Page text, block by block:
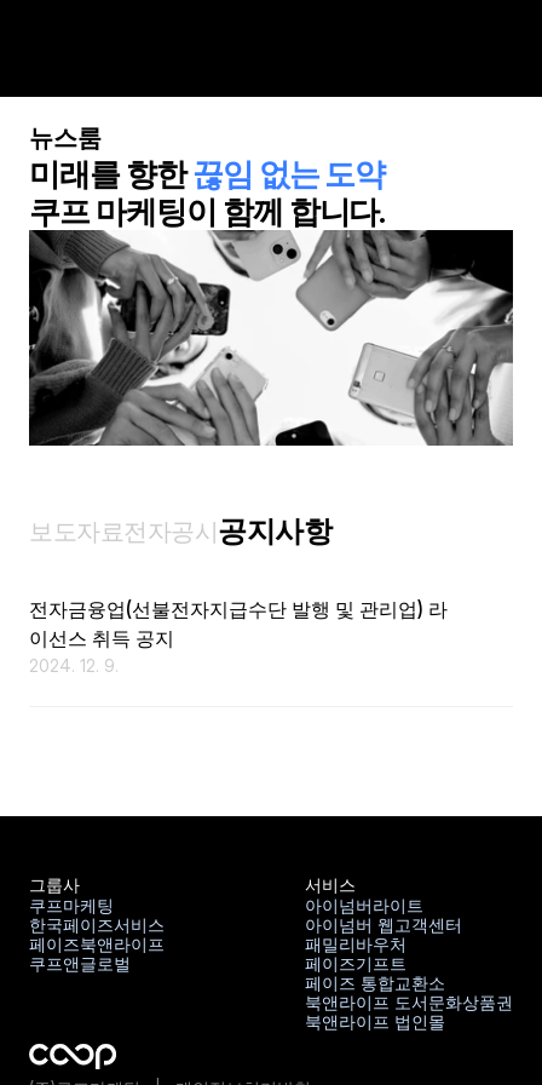
회사소개
경쟁력
비즈니스
포트폴리오
인재채용
제휴문의
뉴스룸
ENG
뉴스룸
미래를 향한 끊임 없는 도약
쿠프 마케팅이 함께 합니다.
보도자료전자공시공지사항
전자금융업(선불전자지급수단 발행 및 관리업) 라
이선스 취득 공지
2024. 12. 9.
그룹사
쿠프마케팅
쿠프마케팅
한국페이즈서비스
한국페이즈서비스
페이즈북앤라이프
페이즈북앤라이프
쿠프앤글로벌
서비스
아이넘버라이트
아이넘버라이트
아이넘버 웹고객센터
아이넘버 웹고객센터
패밀리바우처
패밀리바우처
페이즈기프트
페이즈기프트
페이즈 통합교환소
페이즈 통합교환소
북앤라이프 도서문화상품권
북앤라이프 도서문화상품권
북앤라이프 법인몰